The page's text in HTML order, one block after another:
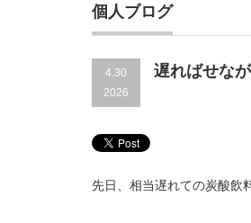
個人ブログ
4.30
2026
遅ればせな
先日、相当遅れての炭酸飲